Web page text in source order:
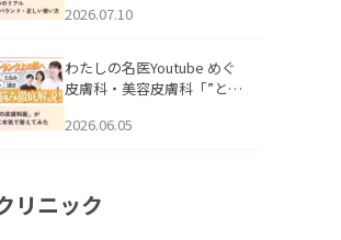
医師が明かす副作用・リバ
公開いたしました。
2026.07.10
わたしの名医Youtube めぐ
皮膚科・美容皮膚科「”とお
ッズの肌悩みに本気で答え
2026.06.05
リニック